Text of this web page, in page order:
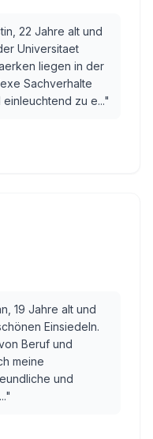
22 Jahre alt und
Universitaet
liegen in der
Sachverhalte
zu e..."
19 Jahre alt und
Einsiedeln.
Beruf und
meine
und
"